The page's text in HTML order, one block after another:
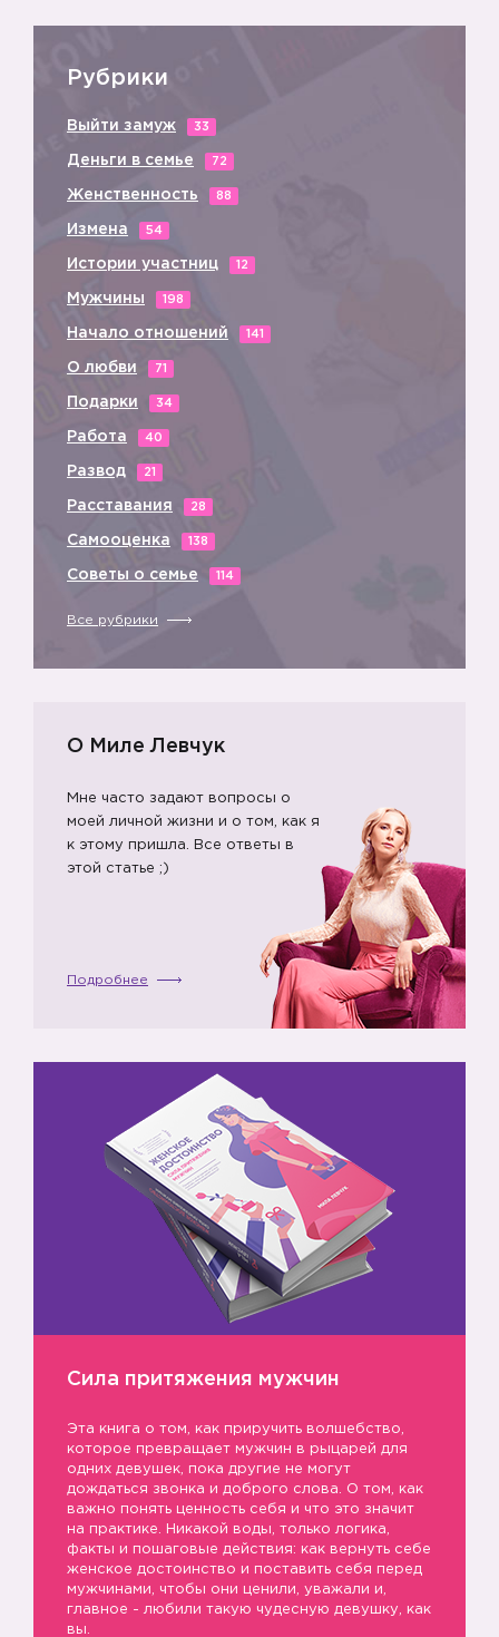
Рубрики
Выйти замуж 33
Деньги в семье 72
Женственность 88
Измена 54
Истории участниц 12
Мужчины 198
Начало отношений 141
О любви 71
Подарки 34
Работа 40
Развод 21
Расставания 28
Самооценка 138
Советы о семье 114
Все рубрики
О Миле Левчук
Мне часто задают вопросы о
моей личной жизни и о том, как я
к этому пришла. Все ответы в
этой статье ;)
Подробнее
Сила притяжения мужчин
Эта книга о том, как приручить волшебство,
которое превращает мужчин в рыцарей для
одних девушек, пока другие не могут
дождаться звонка и доброго слова. О том, как
важно понять ценность себя и что это значит
на практике. Никакой воды, только логика,
факты и пошаговые действия: как вернуть себе
женское достоинство и поставить себя перед
мужчинами, чтобы они ценили, уважали и,
главное - любили такую чудесную девушку, как
вы.